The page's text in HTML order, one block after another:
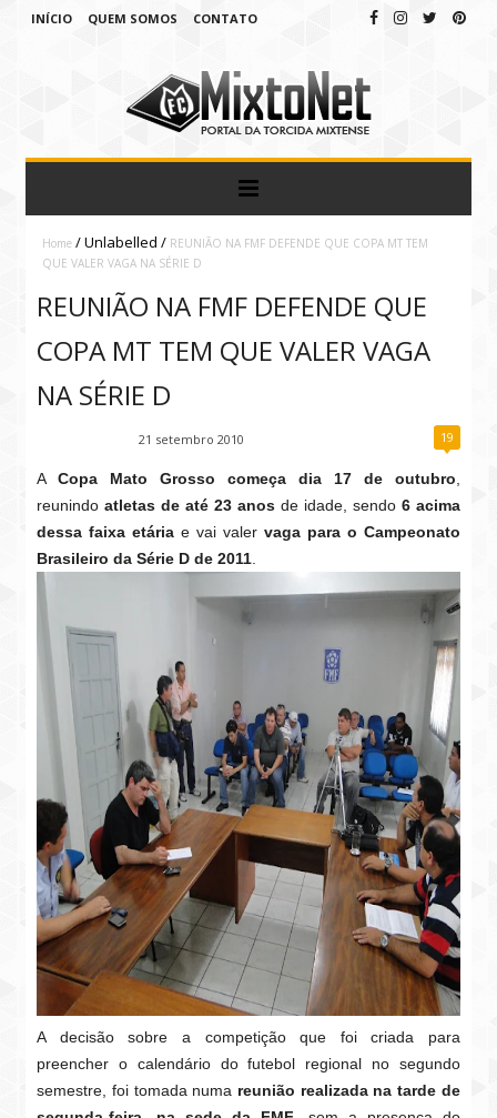
INÍCIO QUEM SOMOS CONTATO
Home /Unlabelled/ REUNIÃO NA FMF DEFENDE QUE COPA MT TEM
QUE VALER VAGA NA SÉRIE D
REUNIÃO NA FMF DEFENDE QUE
COPA MT TEM QUE VALER VAGA
NA SÉRIE D
21 setembro 2010 19
ACopa Mato Grosso começa dia 17 de outubro
reunindoatletas de até 23 anos de idade, sendo 6 acima
dessa faixa etária e vai valervaga para o Campeonato
Brasileiro da Série D de 2011
A decisão sobre a competição que foi criada para
preencher o calendário do futebol regional no segundo
semestre, foi tomada numa reunião realizada na tarde de